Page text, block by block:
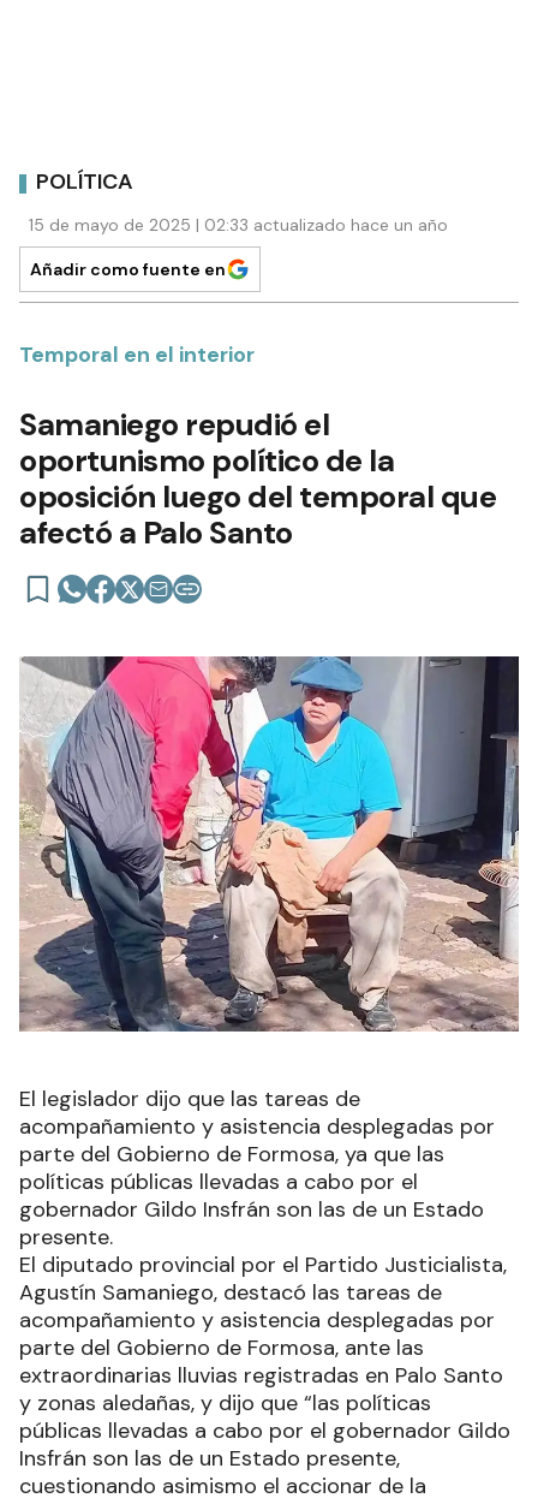
POLÍTICA
15 de mayo de 2025 | 02:33 actualizado hace un año
Añadir como fuente en
Temporal en el interior
Samaniego repudió el
oportunismo político de la
oposición luego del temporal que
afectó a Palo Santo
El legislador dijo que las tareas de
acompañamiento y asistencia desplegadas por
parte del Gobierno de Formosa, ya que las
políticas públicas llevadas a cabo por el
gobernador Gildo Insfrán son las de un Estado
presente.
El diputado provincial por el Partido Justicialista,
Agustín Samaniego, destacó las tareas de
acompañamiento y asistencia desplegadas por
parte del Gobierno de Formosa, ante las
extraordinarias lluvias registradas en Palo Santo
y zonas aledañas, y dijo que “las políticas
públicas llevadas a cabo por el gobernador Gildo
Insfrán son las de un Estado presente,
cuestionando asimismo el accionar de la